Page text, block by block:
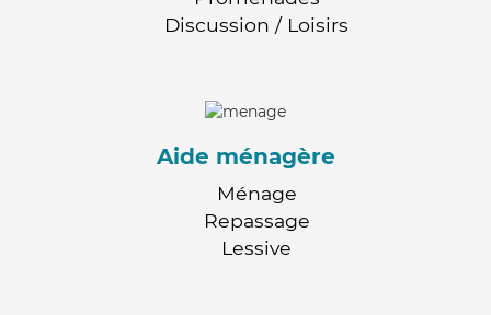
Discussion / Loisirs
Aide ménagère
Ménage
Repassage
Lessive